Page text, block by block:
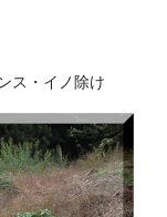
ス・イノ除け